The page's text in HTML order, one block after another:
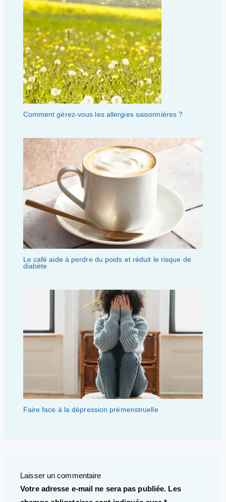
Comment gérez-vous les allergies saisonnières ?
Le café aide à perdre du poids et réduit le risque de
diabète
Faire face à la dépression prémenstruelle
Laisser un commentaire
Votre adresse e-mail ne sera pas publiée. Les